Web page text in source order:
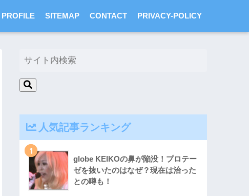
PROFILE SITEMAP CONTACT PRIVACY-POLICY
人気記事ランキング
1
globe KEIKOの鼻が陥没！プロテー
ゼを抜いたのはなぜ？現在は治った
との噂も！